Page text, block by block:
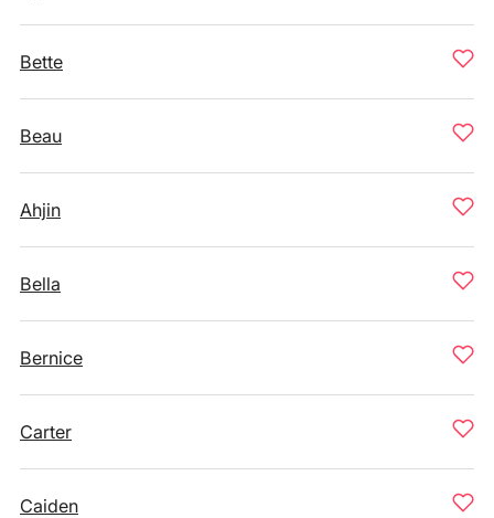
Bette
Beau
Ahjin
Bella
Bernice
Carter
Caiden